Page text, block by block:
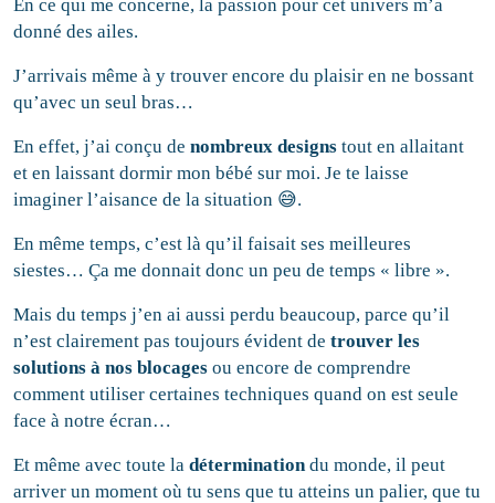
En ce qui me concerne, la passion pour cet univers m’a
donné des ailes.
J’arrivais même à y trouver encore du plaisir en ne bossant
qu’avec un seul bras…
En effet, j’ai conçu denombreux designs tout en allaitant
et en laissant dormir mon bébé sur moi. Je te laisse
imaginer l’aisance de la situation 😅.
En même temps, c’est là qu’il faisait ses meilleures
siestes… Ça me donnait donc un peu de temps « libre ».
Mais du temps j’en ai aussi perdu beaucoup, parce qu’il
n’est clairement pas toujours évident detrouver les
solutions à nos blocages ou encore de comprendre
comment utiliser certaines techniques quand on est seule
face à notre écran…
Et même avec toute ladéterminationdu monde, il peut
arriver un moment où tu sens que tu atteins un palier, que tu